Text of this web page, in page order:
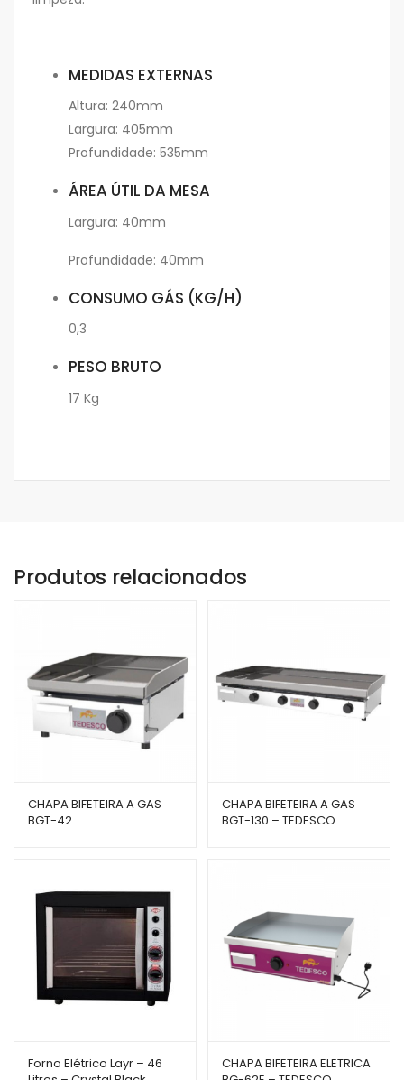
MEDIDAS EXTERNAS
Altura: 240mm
Largura: 405mm
Profundidade: 535mm
ÁREA ÚTIL DA MESA
Largura: 40mm
Profundidade: 40mm
CONSUMO GÁS (KG/H)
0,3
PESO BRUTO
17 Kg
Produtos relacionados
CHAPA BIFETEIRA A GAS
BGT-42
CHAPA BIFETEIRA A GAS
BGT-130 – TEDESCO
Forno Elétrico Layr – 46
CHAPA BIFETEIRA ELETRICA